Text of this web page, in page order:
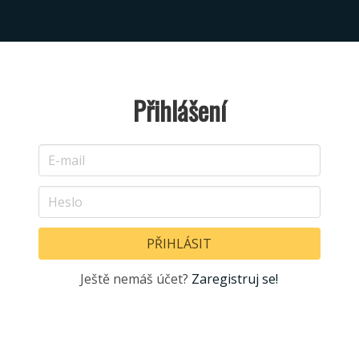
Přihlášení
Ještě nemáš účet? Zaregistruj se!